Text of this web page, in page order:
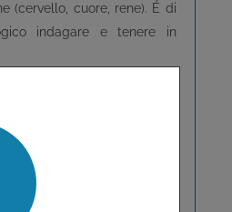
(cervello, cuore, rene). É di
indagare e tenere in
in un soggetto con
alti. A questo proposito
a livello dei diversi circoli
a fronte di variazioni